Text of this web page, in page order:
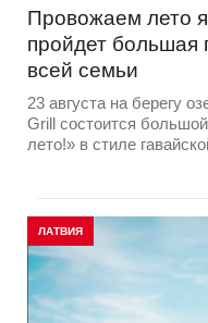
Провожаем лето
пройдет большая
всей семьи
23 августа на берегу
Grill состоится
лето!» в стиле
ЛАТВИЯ